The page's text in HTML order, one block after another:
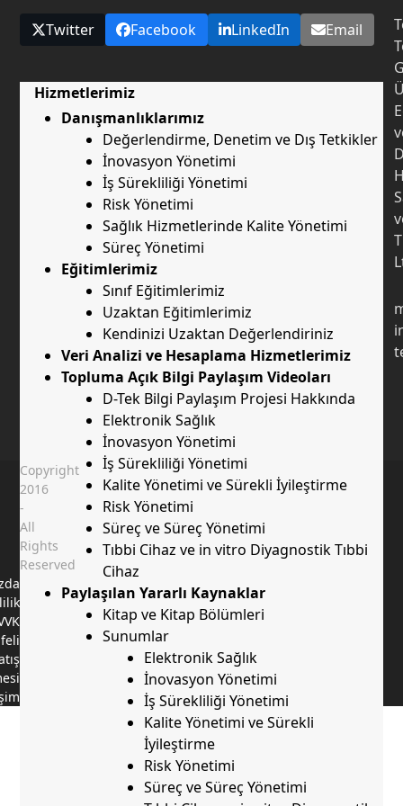
Twitter Facebook LinkedIn Email
Hizmetlerimiz
Danışmanlıklarımız
Değerlendirme, Denetim ve Dış Tetkikler
İnovasyon Yönetimi
İş Sürekliliği Yönetimi
Risk Yönetimi
Sağlık Hizmetlerinde Kalite Yönetimi
Süreç Yönetimi
Eğitimlerimiz
Sınıf Eğitimlerimiz
Uzaktan Eğitimlerimiz
Kendinizi Uzaktan Değerlendiriniz
Veri Analizi ve Hesaplama Hizmetlerimiz
Topluma Açık Bilgi Paylaşım Videoları
D-Tek Bilgi Paylaşım Projesi Hakkında
Elektronik Sağlık
İnovasyon Yönetimi
İş Sürekliliği Yönetimi
Kalite Yönetimi ve Sürekli İyileştirme
Risk Yönetimi
Süreç ve Süreç Yönetimi
Tıbbi Cihaz ve in vitro Diyagnostik Tıbbi
Cihaz
Paylaşılan Yararlı Kaynaklar
Kitap ve Kitap Bölümleri
Sunumlar
Elektronik Sağlık
İnovasyon Yönetimi
İş Sürekliliği Yönetimi
Kalite Yönetimi ve Sürekli
İyileştirme
Risk Yönetimi
Süreç ve Süreç Yönetimi
Copyright
2016
-
All
Rights
Reserved